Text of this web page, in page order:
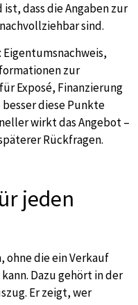
dass die Angaben zur
sind.
Eigentumsnachweis,
zur
Exposé, Finanzierung
diese Punkte
wirkt das Angebot –
Rückfragen.
jeden
ohne die ein Verkauf
Dazu gehört in der
Er zeigt, wer